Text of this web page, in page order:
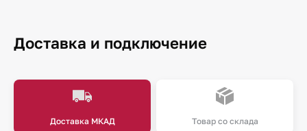
Доставка и подключение
Доставка МКАД Товар со склада